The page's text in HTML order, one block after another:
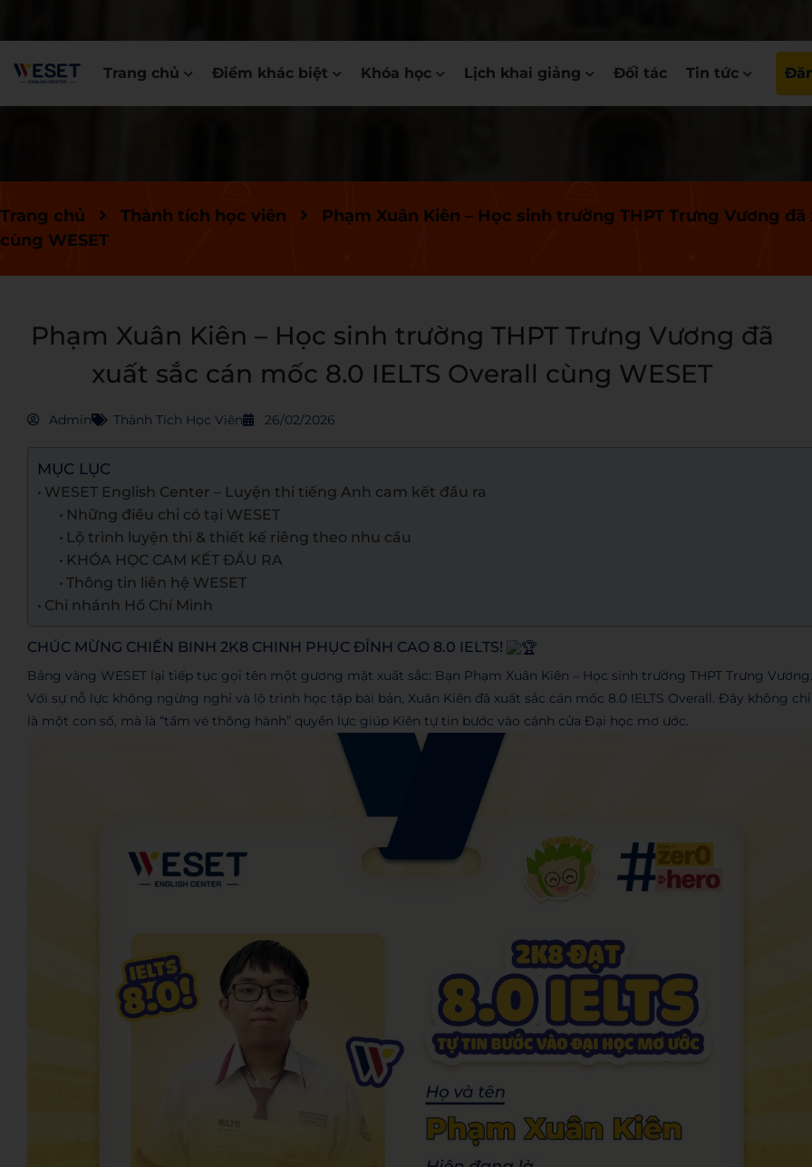
Trang chủ Điểm khác biệt Khóa học Lịch khai giảng Đối tác Tin tức
Trang chủ Thành tích học viên
Phạm Xuân Kiên – Học sinh trường THPT Trưng Vương
cùng WESET
Phạm Xuân Kiên – Học sinh trường THPT Trưng Vương đã
xuất sắc cán mốc 8.0 IELTS Overall cùng WESET
Admin Thành Tích Học Viên 26/02/2026
MỤC LỤC
WESET English Center – Luyện thi tiếng Anh cam kết đầu ra
Những điều chỉ có tại WESET
Lộ trình luyện thi & thiết kế riêng theo nhu cầu
KHÓA HỌC CAM KẾT ĐẦU RA
Thông tin liên hệ WESET
Chi nhánh Hồ Chí Minh
CHÚC MỪNG CHIẾN BINH 2K8 CHINH PHỤC ĐỈNH CAO 8.0 IELTS!
Bảng vàng WESET lại tiếp tục gọi tên một gương mặt xuất sắc: Bạn Phạm Xuân Kiên – Học sinh trường THPT Trưng Vương.
Với sự nỗ lực không ngừng nghỉ và lộ trình học tập bài bản, Xuân Kiên đã xuất sắc cán mốc 8.0 IELTS Overall. Đây không chỉ
là một con số, mà là “tấm vé thông hành” quyền lực giúp Kiên tự tin bước vào cánh cửa Đại học mơ ước.